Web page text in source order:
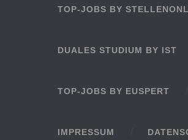
TOP-JOBS BY
DUALES STUDIUM BY IST
TOP-JOBS BY EUSPERT
IMPRESSUM